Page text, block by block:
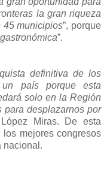
la gran riqueza
45 municipios”, porque
”.
definitiva de los
país porque esta
solo en la Región
para desplazarnos por
Miras. De esta
mejores congresos
nacional.